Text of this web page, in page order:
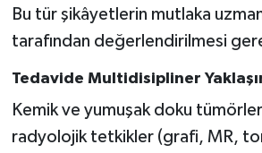
Bu tür şikâyetlerin mutlaka
tarafından değerlendirilmesi
Tedavide Multidisipliner
Kemik ve yumuşak doku
radyolojik tetkikler (grafi, MR,